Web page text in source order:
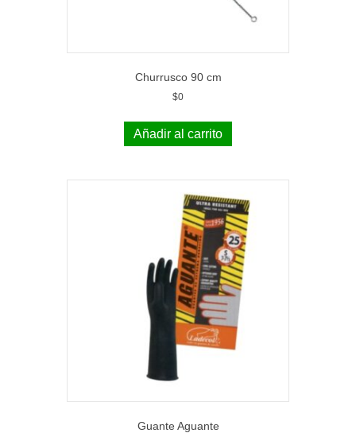
Churrusco 90 cm
$0
Añadir al carrito
Guante Aguante